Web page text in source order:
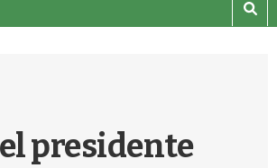
M
o
presidente